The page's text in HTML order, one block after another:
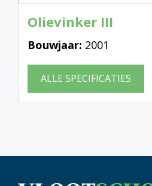
Olievinker III
Bouwjaar: 2001
ALLE SPECIFICATIES